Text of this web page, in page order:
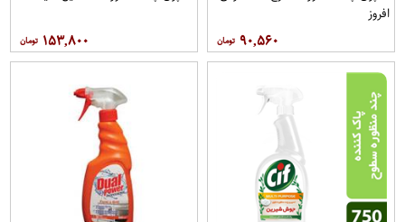
افروز
۹۰,۵۶۰ ۱۵۳,۸۰۰